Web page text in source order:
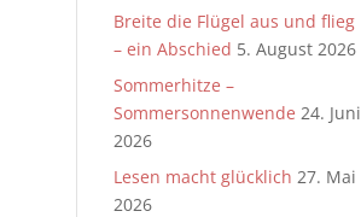
Breite die Flügel aus und flieg
– ein Abschied 5. August 2026
Sommerhitze –
Sommersonnenwende 24. Juni
2026
Lesen macht glücklich 27. Mai
2026